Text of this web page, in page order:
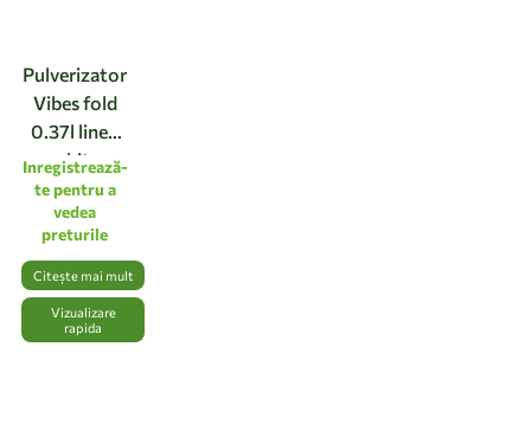
Pulverizator
Vibes fold
0.37l linen
white
Inregistrează-
te pentru a
vedea
preturile
Citește mai mult
Vizualizare
rapida